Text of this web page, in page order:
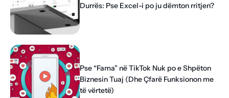
Durrës: Pse Excel-i po ju dëmton rritjen?
Pse “Fama” në TikTok Nuk po e Shpëton
Biznesin Tuaj (Dhe Çfarë Funksionon me
të vërtetë)